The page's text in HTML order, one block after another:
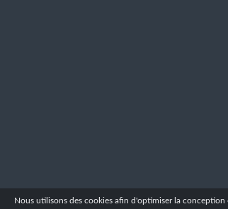
Nous utilisons des cookies afin d'optimiser la